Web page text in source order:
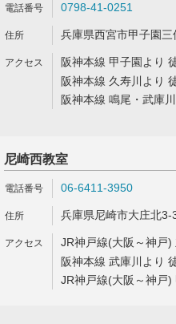
0798-41-0251
兵庫県西宮市甲子園
阪神本線 甲子園より
阪神本線 久寿川より
阪神本線 鳴尾・武庫
尼崎西教室
06-6411-3950
兵庫県尼崎市大庄北
JR神戸線(大阪～神戸
阪神本線 武庫川より
JR神戸線(大阪～神戸